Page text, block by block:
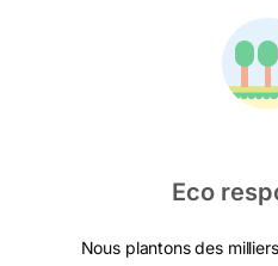
Eco
Nous plantons des